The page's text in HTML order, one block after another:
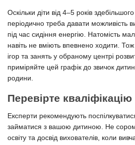
Оскільки діти від 4–5 років
періодично треба давати можливість
під час сидіння енергію. Натомість
навіть не вміють впевнено ходити.
ігор та занять у обраному центрі
приміряйте цей графік до звичок
родини.
Перевірте кваліфікацію
Експерти рекомендують
займатися з вашою дитиною. Не
освіту та досвід вихователів, коли